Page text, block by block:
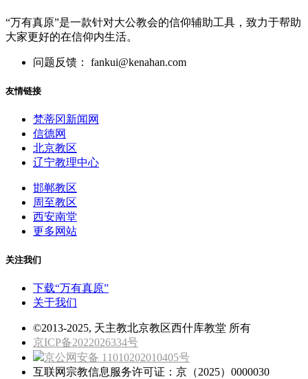
“万有真原”是一款针对大公教会的信仰辅助工具，致力于帮助
大家更好的在信仰内生活。
问题反馈： fankui@kenahan.com
友情链接
梵蒂冈新闻网
信德网
北京教区
辽宁教理中心
邯郸教区
周至教区
西安南堂
更多网站
关注我们
下载“万有真原”
关于我们
©2013-2025, 天主教北京教区西什库教堂 所有
京ICP备2022026334号
京公网安备 11010202010405号
互联网宗教信息服务许可证：京（2025）0000030